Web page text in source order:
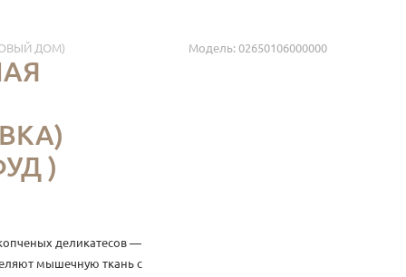
Модель: 02650106000000
ДОМ)
)
деликатесов —
мышечную ткань с